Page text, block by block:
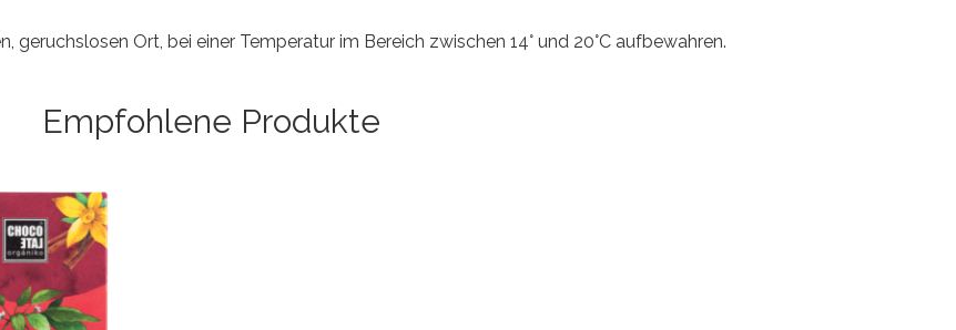
geruchslosen Ort, bei einer Temperatur im Bereich zwischen 14° und 20°C aufbewahren.
Empfohlene Produkte